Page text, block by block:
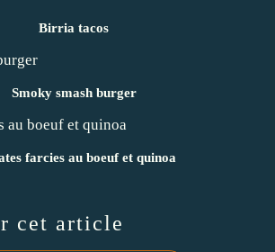
Birria tacos
Smoky smash burger
farcies au boeuf et quinoa
cet article